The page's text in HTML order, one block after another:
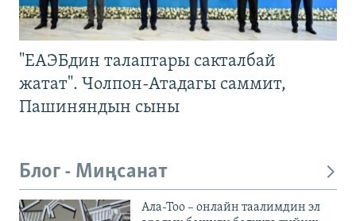
"ЕАЭБдин талаптары сакталбай
жатат". Чолпон-Атадагы саммит,
Пашиняндын сыны
Блог - Миңсанат
Ала-Тоо – онлайн таалимдин эл